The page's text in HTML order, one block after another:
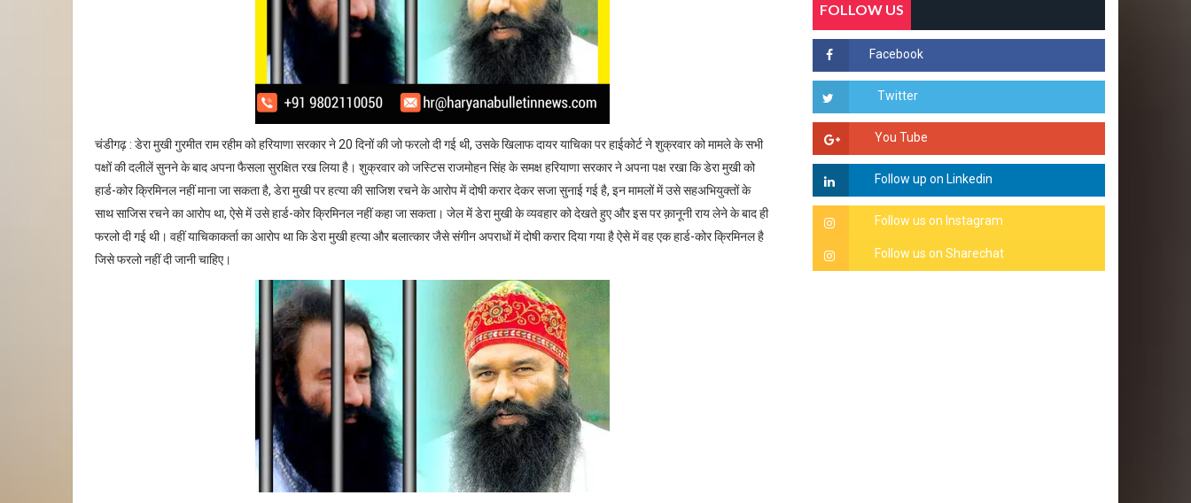
चंडीगढ़ : डेरा मुखी गुरमीत राम रहीम को हरियाणा सरकार ने 20 दिनों की जो फरलो दी गई थी, उसके खिलाफ दायर याचिका पर हाईकोर्ट ने शुक्रवार को मामले के सभी
पक्षों की दलीलें सुनने के बाद अपना फैसला सुरक्षित रख लिया है। शुक्रवार को जस्टिस राजमोहन सिंह के समक्ष हरियाणा सरकार ने अपना पक्ष रखा कि डेरा मुखी को
हार्ड-कोर क्रिमिनल नहीं माना जा सकता है, डेरा मुखी पर हत्या की साजिश रचने के आरोप में दोषी करार देकर सजा सुनाई गई है, इन मामलों में उसे सहअभियुक्तों के
साथ साजिस रचने का आरोप था, ऐसे में उसे हार्ड-कोर क्रिमिनल नहीं कहा जा सकता। जेल में डेरा मुखी के व्यवहार को देखते हुए और इस पर क़ानूनी राय लेने के बाद ही
फरलो दी गई थी। वहीं याचिकाकर्ता का आरोप था कि डेरा मुखी हत्या और बलात्कार जैसे संगीन अपराधों में दोषी करार दिया गया है ऐसे में वह एक हार्ड-कोर क्रिमिनल है
जिसे फरलो नहीं दी जानी चाहिए।
FOLLOW US